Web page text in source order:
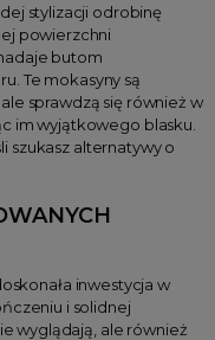
stylizacji odrobinę
powierzchni
butom
Te mokasyny są
sprawdzą się również w
im wyjątkowego blasku.
szukasz alternatywy o
inwestycja w
i solidnej
wyglądają, ale również